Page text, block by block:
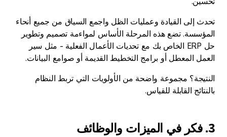
تحدث إلى القيادة وعمليات الظل واجمع السياق من جميع أنحاء
المؤسسة. تضع هذه المرحلة الأساس لمواءمة تصميم وتطوير
حل ERP الخاص بك مع تحديات الأعمال الفعلية - مثل سير
العمل المعطل أو برامج التخطيط القديمة أو صوامع البيانات.
النتيجة؟ مجموعة واضحة من الأولويات التي تربط النظام
بالنتائج القابلة للقياس.
3. فكر في الميزات والوظائف